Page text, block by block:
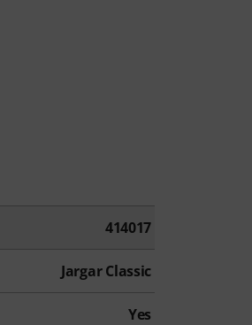
414017
Jargar Classic
Yes